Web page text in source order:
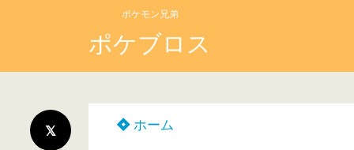
ポケモン兄弟
ポケブロス
ホーム